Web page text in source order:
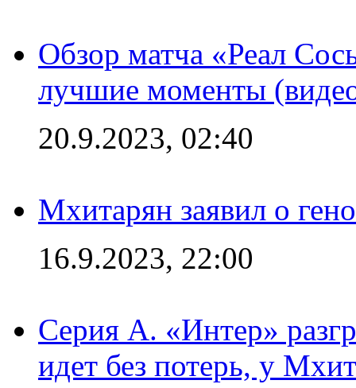
Обзор матча «Реал
лучшие моменты
20.9.2023, 02:40
Мхитарян заявил о
16.9.2023, 22:00
Серия А. «Интер»
идет без потерь, у